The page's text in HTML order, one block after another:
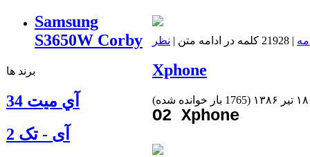
Samsung
S3650W Corby
برند ها
آي ميت 34
آی - تک 2
| 21928 کلمه در ادامه متن | نظر
Xphone
(1765 بار خوانده شده )
O2 Xphone